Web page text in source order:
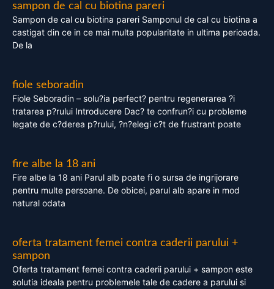
sampon de cal cu biotina pareri
Sampon de cal cu biotina pareri Samponul de cal cu biotina a
castigat din ce in ce mai multa popularitate in ultima perioada.
De la
fiole seboradin
Fiole Seboradin – solu?ia perfect? pentru regenerarea ?i
tratarea p?rului Introducere Dac? te confrun?i cu probleme
legate de c?derea p?rului, ?n?elegi c?t de frustrant poate
fire albe la 18 ani
Fire albe la 18 ani Parul alb poate fi o sursa de ingrijorare
pentru multe persoane. De obicei, parul alb apare in mod
natural odata
oferta tratament femei contra caderii parului +
sampon
Oferta tratament femei contra caderii parului + sampon este
solutia ideala pentru problemele tale de cadere a parului si